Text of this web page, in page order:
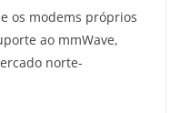
os modems próprios
ao mmWave,
norte-